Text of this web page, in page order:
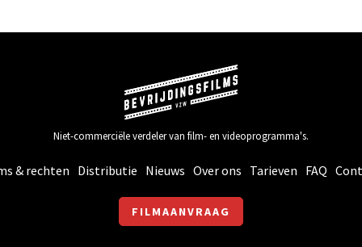
Niet-commerciële verdeler van film- en videoprogramma's.
& rechten Distributie Nieuws Over ons Tarieven FAQ
FILMAANVRAAG